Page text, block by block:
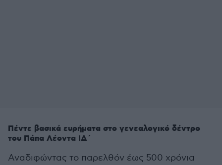
Πέντε βασικά ευρήματα στο γενεαλογικό δέντρο
του Πάπα Λέοντα ΙΔ΄
Αναδιφώντας το παρελθόν έως 500 χρόνια